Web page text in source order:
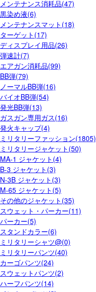
メンテナンス消耗品(47)
黒染め液(6)
メンテナンスマット(18)
ターゲット(17)
ディスプレイ用品(26)
弾速計(7)
エアガン消耗品(99)
BB弾(79)
ノーマルBB弾(16)
バイオBB弾(54)
発光BB弾(13)
ガスガン専用ガス(16)
発火キャップ(4)
ミリタリーファッション(1805)
ミリタリージャケット(50)
MA-1 ジャケット(4)
B-3 ジャケット(3)
N-3B ジャケット(3)
M-65 ジャケット(5)
その他のジャケット(35)
スウェット・パーカー(11)
パーカー(5)
スタンドカラー(6)
ミリタリーシャツ@(0)
ミリタリーパンツ(40)
カーゴパンツ(24)
スウェットパンツ(2)
ハーフパンツ(14)